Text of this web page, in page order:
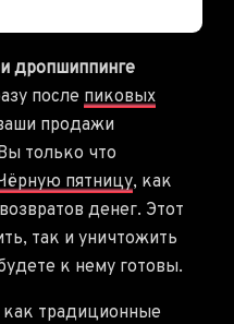
дропшиппинге
после пиковых
продажи
только что
пятницу, как
денег. Этот
так и уничтожить
к нему готовы.
традиционные